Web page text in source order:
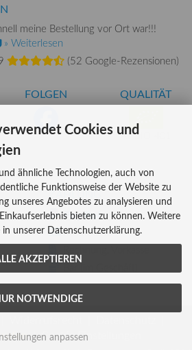
meine Bestellung vor Ort war!!!
» Weiterlesen
(52 Google-Rezensionen)
FOLGEN QUALITÄT
AT-BIO-401
ZAHLUNG
Kreditkarte
Cookie Einstellungen
Cookies und
ähnliche Technologien, auch von
Funktionsweise der Website zu
unseres Angebotes zu analysieren und
bieten zu können. Weitere
unserer Datenschutzerklärung.
AKZEPTIEREN
NOTWENDIGE
anpassen